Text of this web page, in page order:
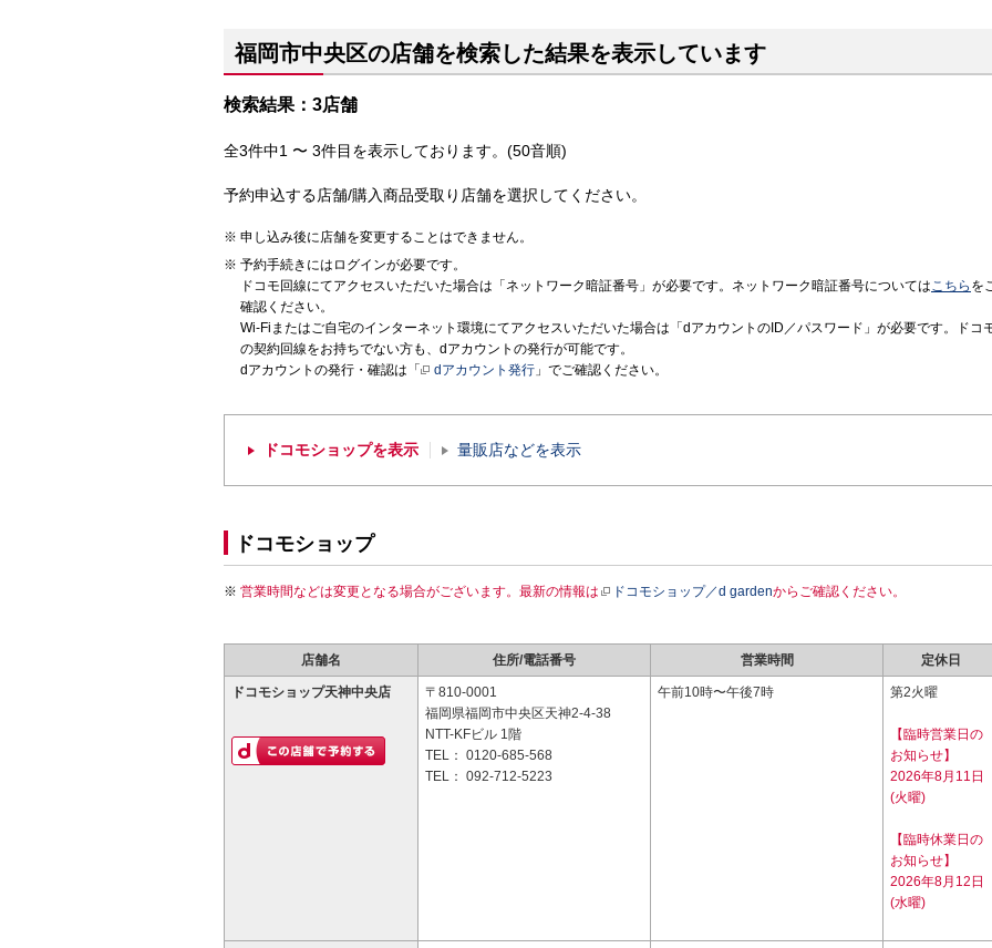
福岡市中央区の店舗を検索した結果を表示しています
検索結果：3店舗
全3件中1 〜 3件目を表示しております。(50音順)
予約申込する店舗/購入商品受取り店舗を選択してください。
申し込み後に店舗を変更することはできません。
予約手続きにはログインが必要です。
ドコモ回線にてアクセスいただいた場合は「ネットワーク暗証番号」が必要です。ネットワーク暗証番号についてはこちら を
確認ください。
Wi-Fiまたはご自宅のインターネット環境にてアクセスいただいた場合は「dアカウントのID／パスワード」が必要です。ドコ
の契約回線をお持ちでない方も、dアカウントの発行が可能です。
dアカウントの発行・確認は「
dアカウント発行 」でご確認ください。
ドコモショップを表示 量販店などを表示
ドコモショップ
営業時間などは変更となる場合がございます。最新の情報は ドコモショップ／d gardenからご確認ください。
店舗名 住所/電話番号 営業時間 定休日
ドコモショップ天神中央店
〒810-0001
福岡県福岡市中央区天神2-4-38
NTT-KFビル 1階
TEL： 0120-685-568
TEL： 092-712-5223
午前10時〜午後7時 第2火曜
【臨時営業日の
お知らせ】
2026年8月11日
(火曜)
【臨時休業日の
お知らせ】
2026年8月12日
(水曜)